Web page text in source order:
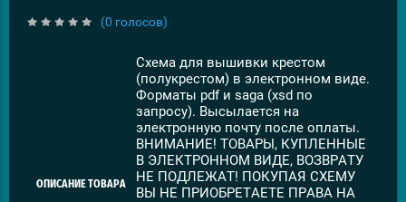
(0 голосов)
ОПИСАНИЕ ТОВАРА
Схема для вышивки крестом
(полукрестом) в электронном виде.
Форматы pdf и saga (xsd по
запросу). Высылается на
электронную почту после оплаты.
ВНИМАНИЕ! ТОВАРЫ, КУПЛЕННЫЕ
В ЭЛЕКТРОННОМ ВИДЕ, ВОЗВРАТУ
НЕ ПОДЛЕЖАТ! ПОКУПАЯ СХЕМУ
ВЫ НЕ ПРИОБРЕТАЕТЕ ПРАВА НА